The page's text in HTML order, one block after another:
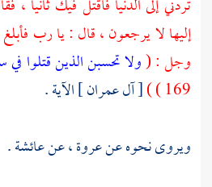
تردني إلى الدنيا فأقتل فيك ثانيا
إليها لا يرجعون ، قال : يا رب
وجل : (ولا تحسبن الذين قتلوا في
169 ) )
[ آل عمران ] الآية .
ويروى نحوه عنعروة ،عنعائشة.